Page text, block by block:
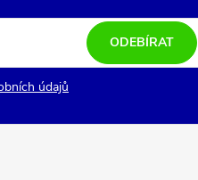
údajů
ODEBÍRAT